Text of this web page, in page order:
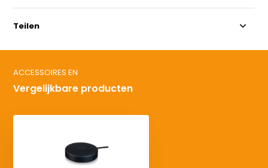
Teilen
ACCESSOIRES EN
Vergelijkbare producten